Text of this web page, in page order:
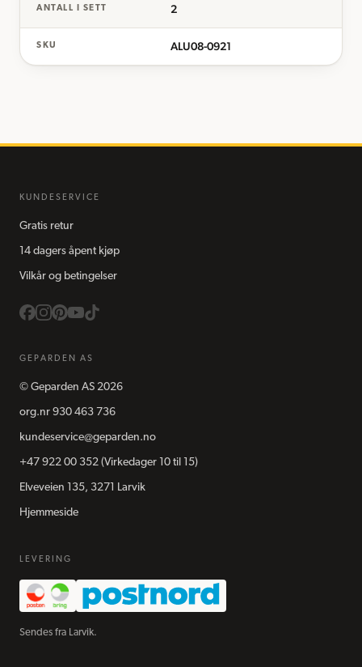
ANTALL I SETT 2
SKU ALU08-0921
KUNDESERVICE
Gratis retur
14 dagers åpent kjøp
Vilkår og betingelser
GEPARDEN AS
© Geparden AS 2026
org.nr 930 463 736
kundeservice@geparden.no
+47 922 00 352 (Virkedager 10 til 15)
Elveveien 135, 3271 Larvik
Hjemmeside
LEVERING
Sendes fra Larvik.